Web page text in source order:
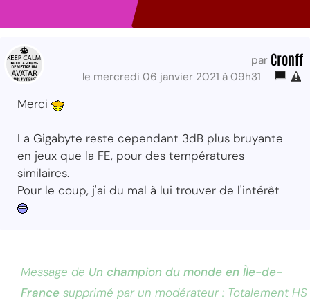
par Cronff
le mercredi 06 janvier 2021 à 09h31
Merci
La Gigabyte reste cependant 3dB plus bruyante
en jeux que la FE, pour des températures
similaires.
Pour le coup, j'ai du mal à lui trouver de l'intérêt
Message de Un champion du monde en Île-de-
France supprimé par un modérateur : Totalement HS